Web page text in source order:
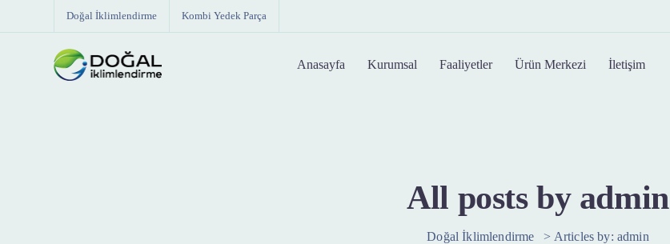
Doğal İklimlendirme Kombi Yedek Parça
Anasayfa Kurumsal Faaliyetler Ürün Merkezi İletişim
All posts by admin
Doğal İklimlendirme > Articles by: admin